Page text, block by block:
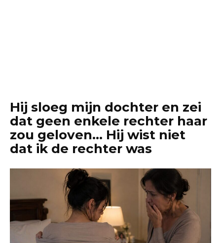
Hij sloeg mijn dochter en zei
dat geen enkele rechter haar
zou geloven… Hij wist niet
dat ik de rechter was